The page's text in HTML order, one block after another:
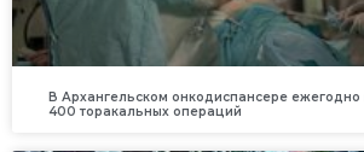
В Архангельском онкодиспансере
400 торакальных операций